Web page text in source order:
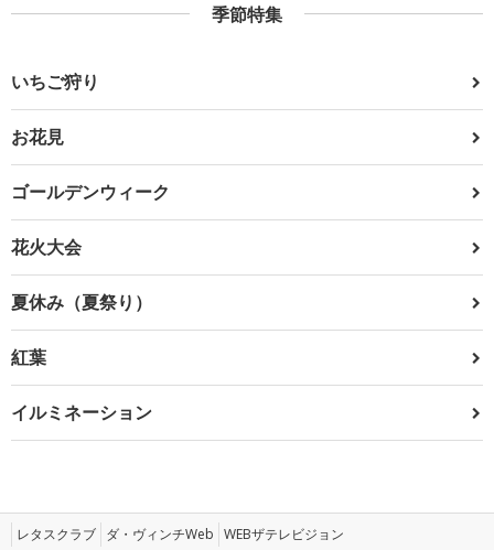
季節特集
いちご狩り
お花見
ゴールデンウィーク
花火大会
夏休み（夏祭り）
紅葉
イルミネーション
レタスクラブ ダ・ヴィンチWeb WEBザテレビジョン